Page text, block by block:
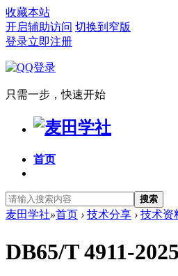
收藏本站
开启辅助访问 切换到窄版
登录立即注册
只需一步，快速开始
首页
搜索
麦田学社»首页 › 技术分享 › 技术资
DB65/T 4911-